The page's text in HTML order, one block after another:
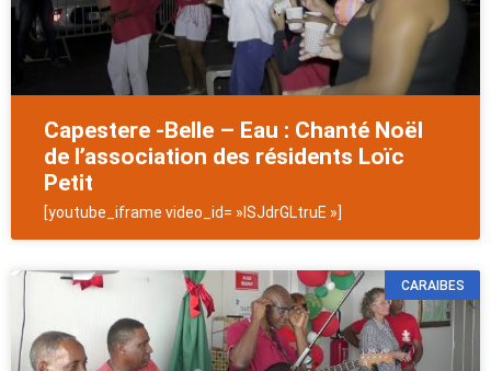
Capestere -Belle – Eau : Chanté Noël
de l’association des résidents Loïc
Petit
[youtube_iframe video_id= »ISJdrGLtruE »]
CARAIBES